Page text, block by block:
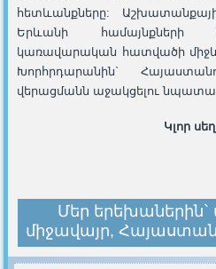
հետևանքները:
Երևանի համայնքների
կառավարական հատվածի միջև:
Խորհրդարանին`
վերացմանն աջակցելու
Կլոր
Մեր երեխաներին`
միջավայր,